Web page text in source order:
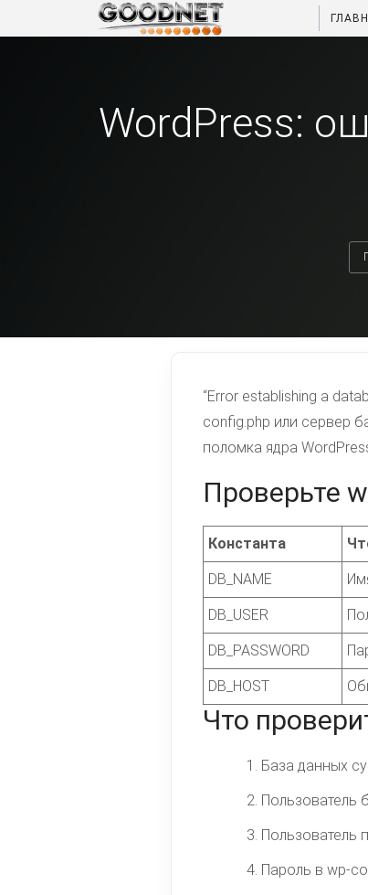
WordPress:
“Error establishing a
config.php или сервер
поломка ядра
Проверьте
Константа
DB_NAME
DB_USER
DB_PASSWORD
DB_HOST
Что
База данных
Пользователь
Пользователь
Пароль в wp-